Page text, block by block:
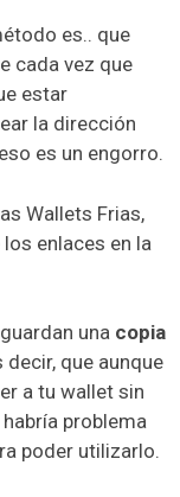
es.. que
cada vez que
estar
la dirección
es un engorro.
Wallets Frias,
enlaces en la
una copia
decir, que aunque
a tu wallet sin
problema
poder utilizarlo.